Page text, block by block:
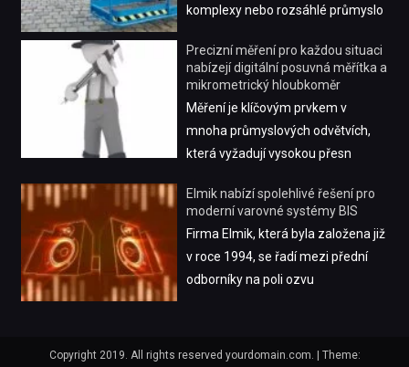
komplexy nebo rozsáhlé průmyslo
Precizní měření pro každou situaci
nabízejí digitální posuvná měřítka a
mikrometrický hloubkoměr
Měření je klíčovým prvkem v
mnoha průmyslových odvětvích,
která vyžadují vysokou přesn
Elmik nabízí spolehlivé řešení pro
moderní varovné systémy BIS
Firma Elmik, která byla založena již
v roce 1994, se řadí mezi přední
odborníky na poli ozvu
Copyright 2019. All rights reserved yourdomain.com. Theme: